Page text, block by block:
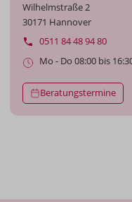
Wilhelmstraße 2
30171 Hannover
0511 84 48 94 80
Mo - Do 08:00 bis
Beratungstermine